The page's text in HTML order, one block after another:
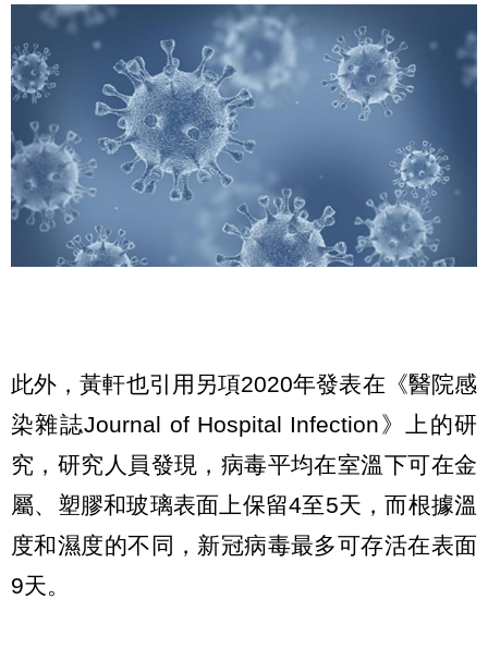
此外，黃軒也引用另項2020年發表在《醫院感
染雜誌Journal of Hospital Infection》上的研
究，研究人員發現，病毒平均在室溫下可在金
屬、塑膠和玻璃表面上保留4至5天，而根據溫
度和濕度的不同，新冠病毒最多可存活在表面
9天。